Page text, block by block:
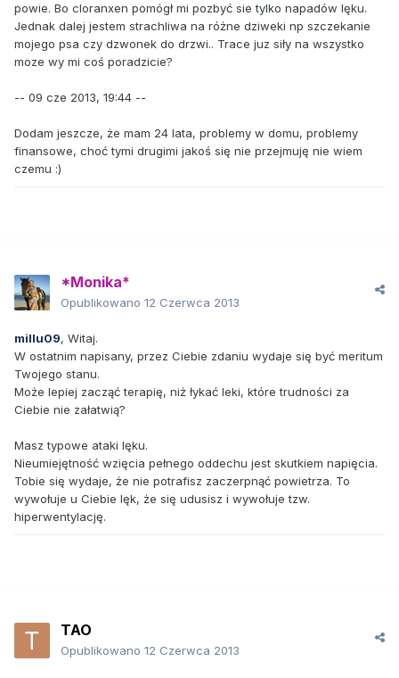
powie. Bo cloranxen pomógł mi pozbyć sie tylko napadów lęku.
Jednak dalej jestem strachliwa na różne dziweki np szczekanie
mojego psa czy dzwonek do drzwi.. Trace juz siły na wszystko
moze wy mi coś poradzicie?
-- 09 cze 2013, 19:44 --
Dodam jeszcze, że mam 24 lata, problemy w domu, problemy
finansowe, choć tymi drugimi jakoś się nie przejmuję nie wiem
czemu :)
*Monika*
Opublikowano 12 Czerwca 2013
millu09, Witaj.
W ostatnim napisany, przez Ciebie zdaniu wydaje się być meritum
Twojego stanu.
Może lepiej zacząć terapię, niż łykać leki, które trudności za
Ciebie nie załatwią?
Masz typowe ataki lęku.
Nieumiejętność wzięcia pełnego oddechu jest skutkiem napięcia.
Tobie się wydaje, że nie potrafisz zaczerpnąć powietrza. To
wywołuje u Ciebie lęk, że się udusisz i wywołuje tzw.
hiperwentylację.
TAO
Opublikowano 12 Czerwca 2013